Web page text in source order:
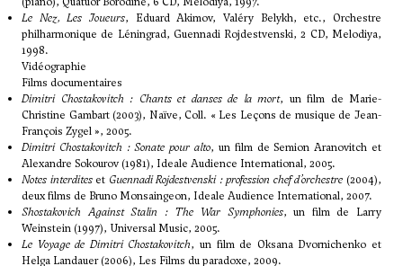
Le Nez, Les Joueurs, Eduard Akimov, Valéry Belykh, etc., Orchestre
philharmonique de Léningrad, Guennadi Rojdestvenski, 2 CD, Melodiya,
1998.
Vidéographie
Films documentaires
Dimitri Chostakovitch : Chants et danses de la mort, un film de Marie-
Christine Gambart (2003), Naïve, Coll. « Les Leçons de musique de Jean-
François Zygel », 2005.
Dimitri Chostakovitch : Sonate pour alto, un film de Semion Aranovitch et
Alexandre Sokourov (1981), Ideale Audience International, 2005.
Notes interditeset Guennadi Rojdestvenski : profession chef d’orchestre (2004),
deux films de Bruno Monsaingeon, Ideale Audience International, 2007.
Shostakovich Against Stalin : The War Symphonies, un film de Larry
Weinstein (1997), Universal Music, 2005.
Le Voyage de Dimitri Chostakovitch, un film de Oksana Dvornichenko et
Helga Landauer (2006), Les Films du paradoxe, 2009.